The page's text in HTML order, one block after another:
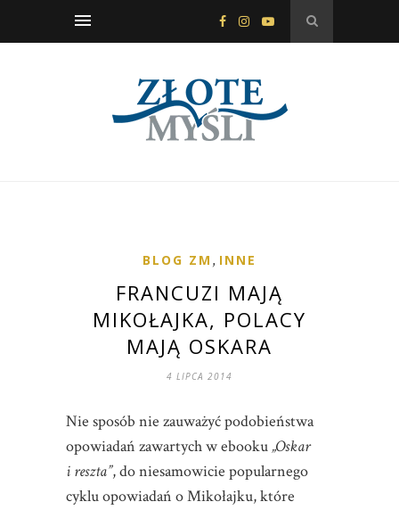
BLOG ZM , INNE
FRANCUZI MAJĄ
MIKOŁAJKA, POLACY
MAJĄ OSKARA
4 LIPCA 2014
Nie sposób nie zauważyć podobieństwa
opowiadań zawartych w ebooku „Oskar
i reszta”, do niesamowicie popularnego
cyklu opowiadań o Mikołajku, które